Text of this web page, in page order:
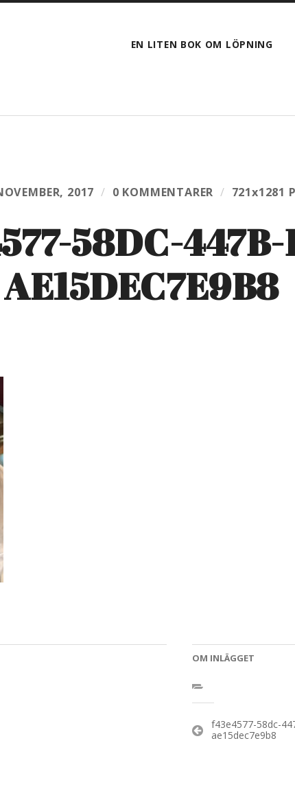
EN LITEN BOK OM LÖPNING
2017 / 0 KOMMENTARER / 721x1281
58DC-
AE15DEC7E9B8
OM INLÄGGET
f43e4577-58dc-
ae15dec7e9b8